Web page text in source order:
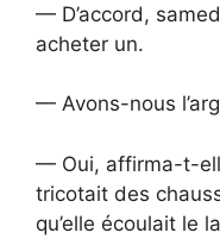
— D’accord,
acheter un.
— Avons-nous
— Oui, affirma-t-
tricotait des
qu’elle écoulait le